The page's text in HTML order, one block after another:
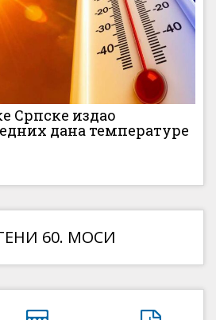
Српске издао
дана температуре
60. МОСИ